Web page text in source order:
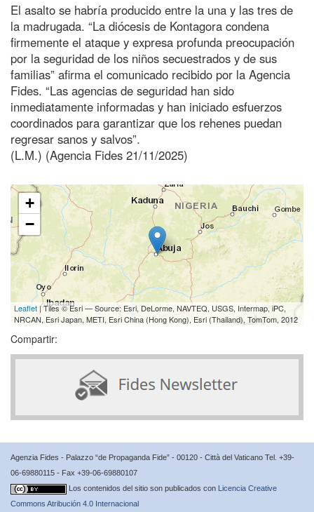
El asalto se habría producido entre la una y las tres de
la madrugada. “La diócesis de Kontagora condena
firmemente el ataque y expresa profunda preocupación
por la seguridad de los niños secuestrados y de sus
familias” afirma el comunicado recibido por la Agencia
Fides. “Las agencias de seguridad han sido
inmediatamente informadas y han iniciado esfuerzos
coordinados para garantizar que los rehenes puedan
regresar sanos y salvos”.
(L.M.) (Agencia Fides 21/11/2025)
+
−
Leaflet | Tiles © Esri — Source: Esri, DeLorme, NAVTEQ, USGS, Intermap, iPC,
NRCAN, Esri Japan, METI, Esri China (Hong Kong), Esri (Thailand), TomTom, 2012
Compartir:
Agenzia Fides - Palazzo “de Propaganda Fide” - 00120 - Città del Vaticano Tel. +39-
06-69880115 - Fax +39-06-69880107
Los contenidos del sitio son publicados con Licencia Creative
Commons Atribución 4.0 Internacional